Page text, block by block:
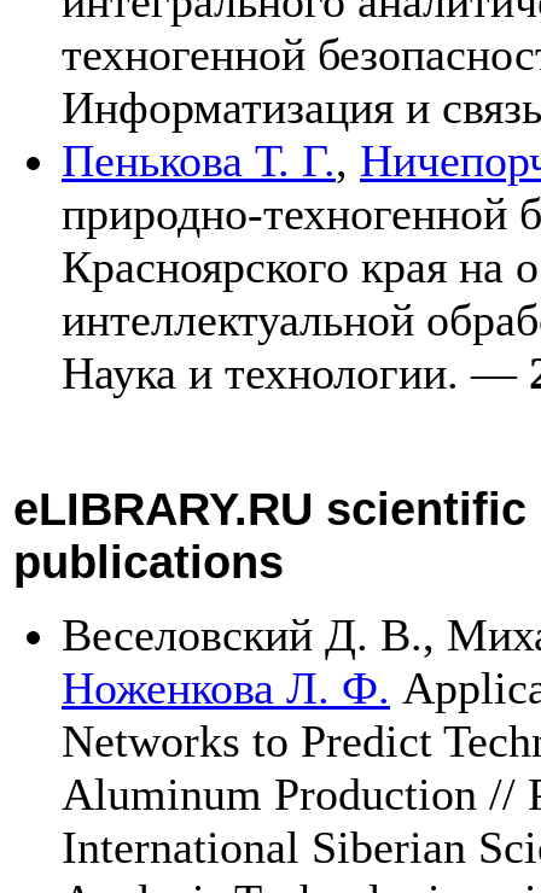
техногенной
Информатизация и
Пенькова Т. Г.,
природно-техногенной
Красноярского края на
интеллектуальной
Наука и технологии. —
eLIBRARY.RU
publications
Веселовский Д. В.,
Ноженкова Л. Ф.
Networks to Predict
Aluminum Production //
International Siberian